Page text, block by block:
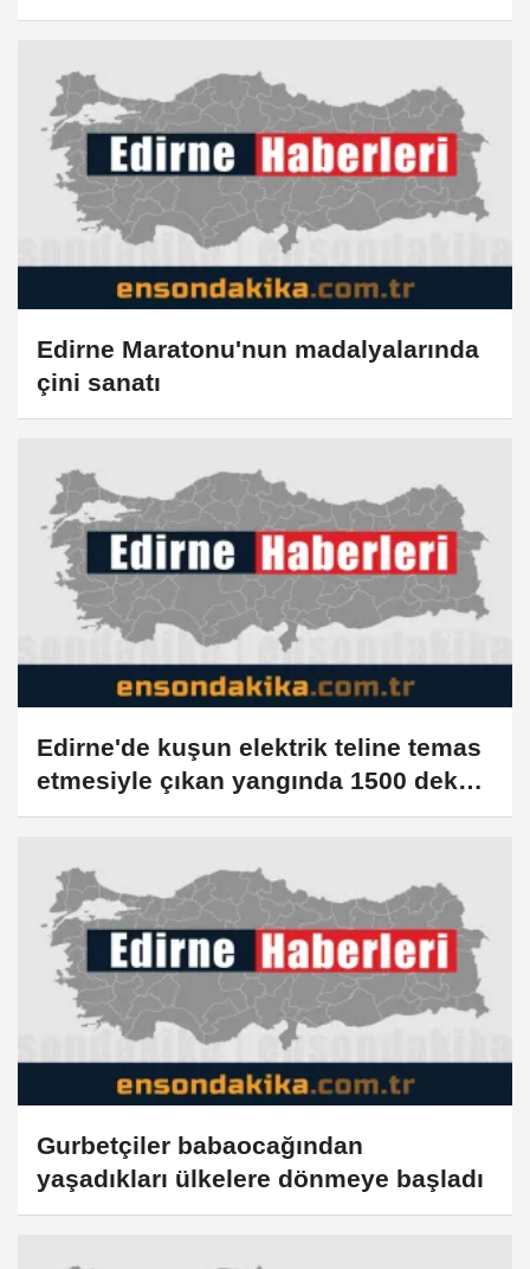
Edirne Maratonu'nun madalyalarında
çini sanatı
Edirne'de kuşun elektrik teline temas
etmesiyle çıkan yangında 1500 dekar
alan zarar gördü
Gurbetçiler babaocağından
yaşadıkları ülkelere dönmeye başladı